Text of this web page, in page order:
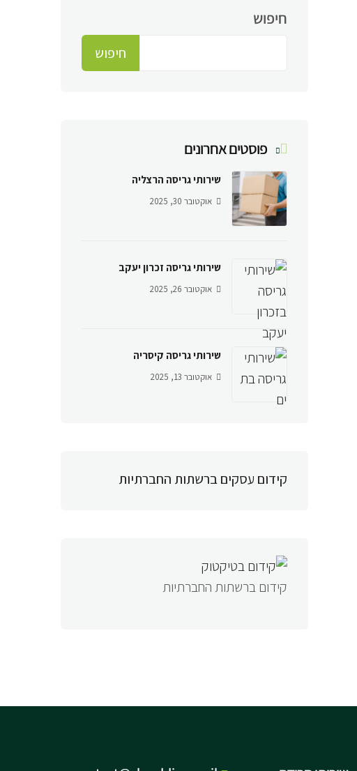
חיפוש
חיפוש
פוסטים אחרונים
שירותי גריסה הרצליה
אוקטובר 30, 2025
שירותי גריסה זכרון יעקב
אוקטובר 26, 2025
שירותי גריסה קיסריה
אוקטובר 13, 2025
קידום עסקים ברשתות החברתיות
קידום ברשתות החברתיות